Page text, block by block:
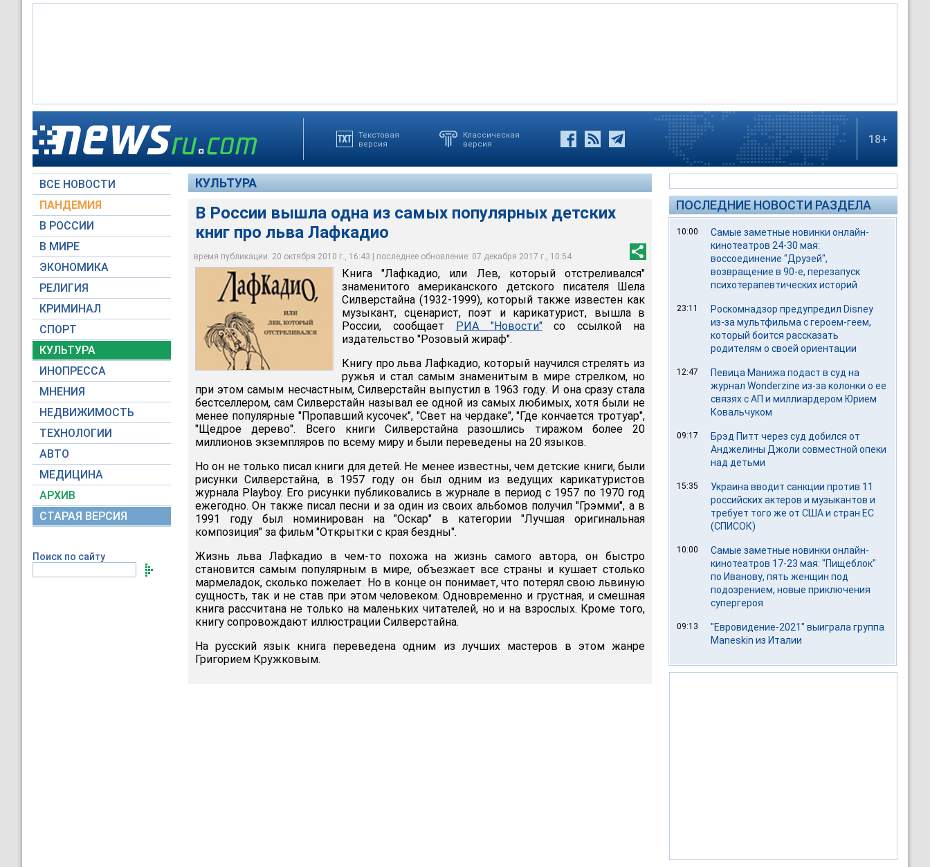
Текстовая
версия
Классическая
версия
18+
ВСЕ НОВОСТИ
ПАНДЕМИЯ
В РОССИИ
В МИРЕ
ЭКОНОМИКА
РЕЛИГИЯ
КРИМИНАЛ
СПОРТ
КУЛЬТУРА
ИНОПРЕССА
МНЕНИЯ
НЕДВИЖИМОСТЬ
ТЕХНОЛОГИИ
АВТО
МЕДИЦИНА
АРХИВ
СТАРАЯ ВЕРСИЯ
Поиск по сайту
КУЛЬТУРА
В России вышла одна из самых популярных детских
книг про льва Лафкадио
время публикации: 20 октября 2010 г., 16:43 | последнее обновление: 07 декабря 2017 г., 10:54
В России вышла одна из самых популярных детских книг про льва Лафкадио
Детское издательство "Розовый Жираф"
Книга "Лафкадио, или Лев, который отстреливался"
знаменитого американского детского писателя Шела
Силверстайна (1932-1999), который также известен как
музыкант, сценарист, поэт и карикатурист, вышла в
России, сообщает РИА "Новости"со ссылкой на
издательство "Розовый жираф".
Книгу про льва Лафкадио, который научился стрелять из
ружья и стал самым знаменитым в мире стрелком, но
при этом самым несчастным, Силверстайн выпустил в 1963 году. И она сразу стала
бестселлером, сам Силверстайн называл ее одной из самых любимых, хотя были не
менее популярные "Пропавший кусочек", "Свет на чердаке", "Где кончается тротуар",
"Щедрое дерево". Всего книги Силверстайна разошлись тиражом более 20
миллионов экземпляров по всему миру и были переведены на 20 языков.
Но он не только писал книги для детей. Не менее известны, чем детские книги, были
рисунки Силверстайна, в 1957 году он был одним из ведущих карикатуристов
журнала Playboy. Его рисунки публиковались в журнале в период с 1957 по 1970 год
ежегодно. Он также писал песни и за один из своих альбомов получил "Грэмми", а в
1991 году был номинирован на "Оскар" в категории "Лучшая оригинальная
композиция" за фильм "Открытки с края бездны".
Жизнь льва Лафкадио в чем-то похожа на жизнь самого автора, он быстро
становится самым популярным в мире, объезжает все страны и кушает столько
мармеладок, сколько пожелает. Но в конце он понимает, что потерял свою львиную
сущность, так и не став при этом человеком. Одновременно и грустная, и смешная
книга рассчитана не только на маленьких читателей, но и на взрослых. Кроме того,
книгу сопровождают иллюстрации Силверстайна.
На русский язык книга переведена одним из лучших мастеров в этом жанре
Григорием Кружковым.
ПОСЛЕДНИЕ НОВОСТИ РАЗДЕЛА
10:00
Самые заметные новинки онлайн-
кинотеатров 24-30 мая:
воссоединение "Друзей",
возвращение в 90-е, перезапуск
психотерапевтических историй
23:11
Роскомнадзор предупредил Disney
из-за мультфильма c героем-геем,
который боится рассказать
родителям о своей ориентации
12:47
Певица Манижа подаст в суд на
журнал Wonderzine из-за колонки о ее
связях с АП и миллиардером Юрием
Ковальчуком
09:17
Брэд Питт через суд добился от
Анджелины Джоли совместной опеки
над детьми
15:35
Украина вводит санкции против 11
российских актеров и музыкантов и
требует того же от США и стран ЕС
(СПИСОК)
10:00
Самые заметные новинки онлайн-
кинотеатров 17-23 мая: "Пищеблок"
по Иванову, пять женщин под
подозрением, новые приключения
супергероя
09:13
"Евровидение-2021" выиграла группа
Maneskin из Италии